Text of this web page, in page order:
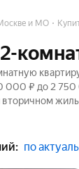
и МО
000 ₽ до 2
вторичном
по